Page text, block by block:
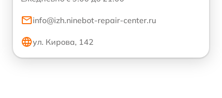
info@izh.ninebot-repair-center.ru
ул. Кирова, 142